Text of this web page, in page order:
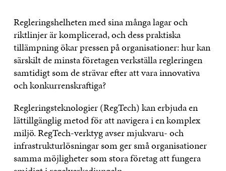
Regleringshelheten med sina många lagar och
riktlinjer är komplicerad, och dess praktiska
tillämpning ökar pressen på organisationer: hur kan
särskilt de minsta företagen verkställa regleringen
samtidigt som de strävar efter att vara innovativa
och konkurrenskraftiga?
Regleringsteknologier (RegTech) kan erbjuda en
lättillgänglig metod för att navigera i en komplex
miljö. RegTech-verktyg avser mjukvaru- och
infrastrukturlösningar som ger små organisationer
samma möjligheter som stora företag att fungera